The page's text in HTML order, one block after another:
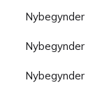
Nybegynder
Nybegynder
Nybegynder